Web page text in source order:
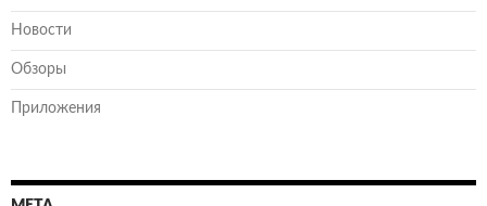
Новости
Обзоры
Приложения